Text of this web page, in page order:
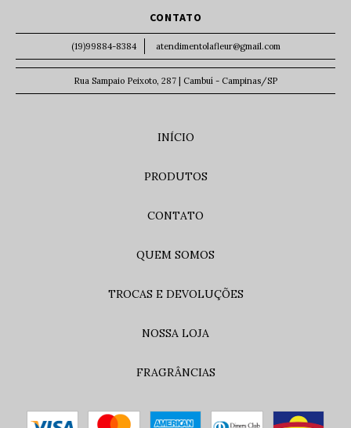
CONTATO
(19)99884-8384 atendimentolafleur@gmail.com
Rua Sampaio Peixoto, 287 | Cambuí - Campinas/SP
INÍCIO
PRODUTOS
CONTATO
QUEM SOMOS
TROCAS E DEVOLUÇÕES
NOSSA LOJA
FRAGRÂNCIAS